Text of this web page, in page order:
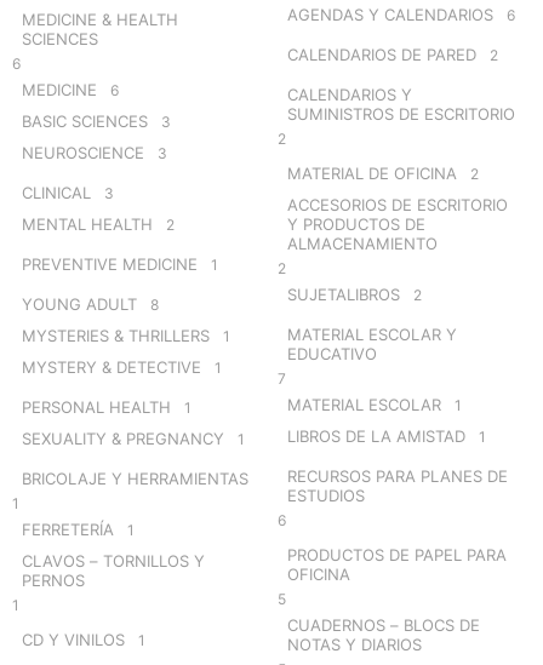
MEDICINE & HEALTH
SCIENCES
6
MEDICINE 6
BASIC SCIENCES 3
NEUROSCIENCE 3
CLINICAL 3
MENTAL HEALTH 2
PREVENTIVE MEDICINE 1
YOUNG ADULT 8
MYSTERIES & THRILLERS 1
MYSTERY & DETECTIVE 1
PERSONAL HEALTH 1
SEXUALITY & PREGNANCY 1
BRICOLAJE Y HERRAMIENTAS
1
FERRETERÍA 1
CLAVOS – TORNILLOS Y
PERNOS
1
CD Y VINILOS 1
AGENDAS Y CALENDARIOS 6
CALENDARIOS DE PARED 2
CALENDARIOS Y
SUMINISTROS DE ESCRITORIO
2
MATERIAL DE OFICINA 2
ACCESORIOS DE ESCRITORIO
Y PRODUCTOS DE
ALMACENAMIENTO
2
SUJETALIBROS 2
MATERIAL ESCOLAR Y
EDUCATIVO
7
MATERIAL ESCOLAR 1
LIBROS DE LA AMISTAD 1
RECURSOS PARA PLANES DE
ESTUDIOS
6
PRODUCTOS DE PAPEL PARA
OFICINA
5
CUADERNOS – BLOCS DE
NOTAS Y DIARIOS